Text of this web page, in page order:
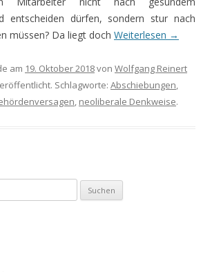
entscheiden dürfen, sondern stur nach
müssen? Da liegt doch Weiterlesen →
am 19. Oktober 2018von Wolfgang Reinert
Schlagworte: Abschiebungen,
, neoliberale Denkweise.